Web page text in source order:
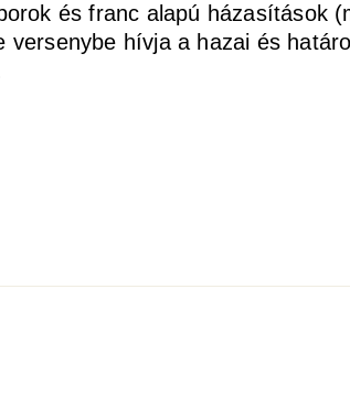
és franc alapú házasítások
hívja a hazai és